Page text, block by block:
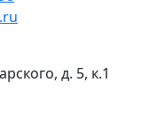
д. 5, к.1